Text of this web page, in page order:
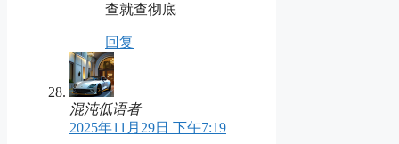
查就查彻底
回复
混沌低语者
2025年11月29日 下午7:19